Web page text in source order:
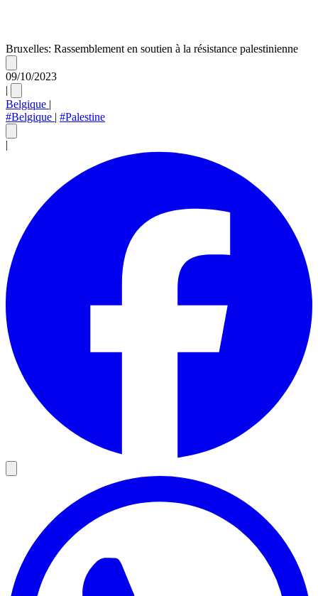
Bruxelles: Rassemblement en soutien à la résistance palestinienne
09/10/2023
|
Belgique |
#Belgique | #Palestine
|